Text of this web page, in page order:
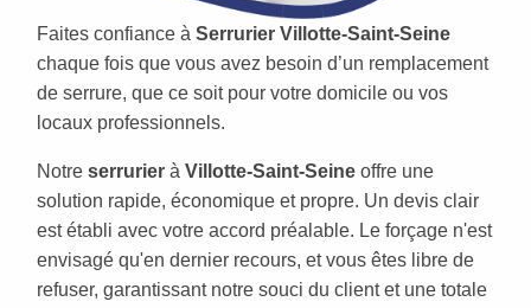
Faites confiance à Serrurier Villotte-Saint-Seine
chaque fois que vous avez besoin d’un remplacement
de serrure, que ce soit pour votre domicile ou vos
locaux professionnels.
Notre serrurier à Villotte-Saint-Seine offre une
solution rapide, économique et propre. Un devis clair
est établi avec votre accord préalable. Le forçage n'est
envisagé qu'en dernier recours, et vous êtes libre de
refuser, garantissant notre souci du client et une totale